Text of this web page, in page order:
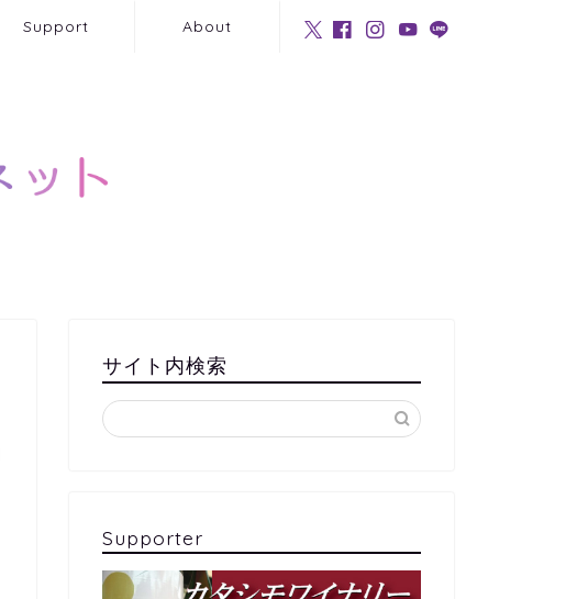
Support About
サイト内検索
Supporter